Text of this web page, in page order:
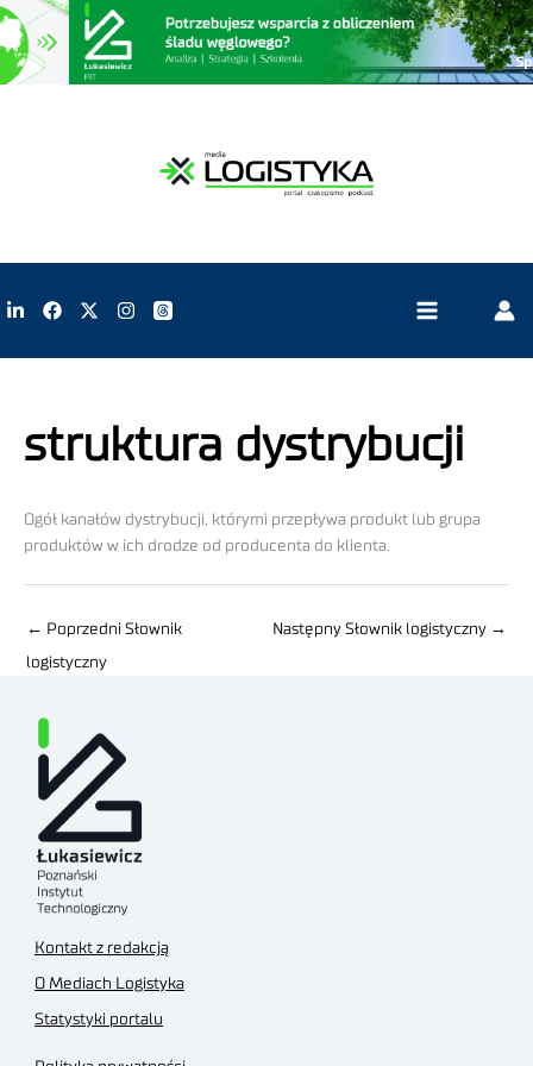
struktura dystrybucji
Ogół kanałów dystrybucji, którymi przepływa produkt lub grupa
produktów w ich drodze od producenta do klienta.
← Poprzedni Słownik
logistyczny
Następny Słownik logistyczny →
Kontakt z redakcją
O Mediach Logistyka
Statystyki portalu